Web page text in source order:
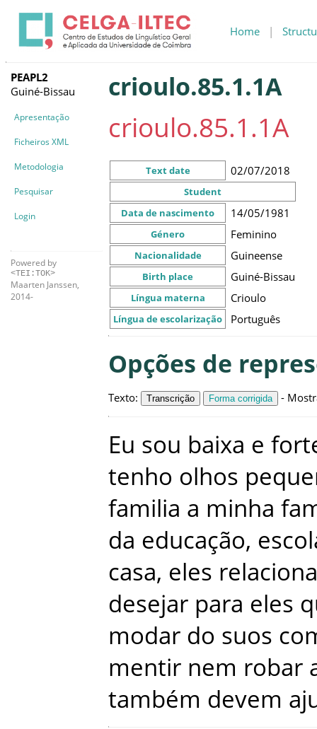
Home |
PEAPL2
Guiné-Bissau
Apresentação
Ficheiros XML
Metodologia
Pesquisar
Login
Powered by
<TEI:TOK>
Maarten Janssen,
2014-
crioulo.85.1.1A
crioulo.85.1.1A
Text date 02/07/2018
Student
Data de nascimento
14/05/1981
Género Feminino
Nacionalidade Guineense
Birth place Guiné-Bissau
Língua materna Crioulo
Língua de escolarização Português
Opções de
Texto: Transcrição Forma corrigida -
Eu sou baixa e
tenho olhos
familia a minha
da educação,
casa, eles relaciona
desejar para eles
modar do suos
mentir nem robar
também devem